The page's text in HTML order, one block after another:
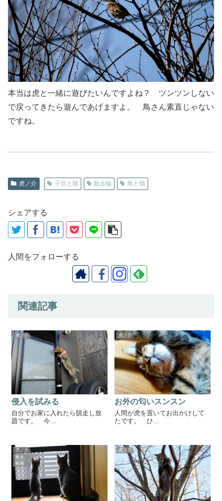
本当は虎と一緒に遊びたいんですよね？ ツンツンしない
で戻ってきたら遊んであげますよ。 鳥さん素直じゃない
ですね。
虎ノ介 子供と猫 散歩猫 鳥と猫
シェアする
人間をフォローする
関連記事
虎ノ介
侵入を試みる
自分でお家に入れたら脱走し放
題です。 今...
虎ノ介
お外の匂いスンスン
人間が虎を置いてお出かけして
たです。 ひ...
虎ノ介
春太
動画
虎ノ介